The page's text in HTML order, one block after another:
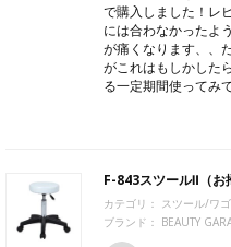
で購入しました！レ
には合わなかったよ
が痛くなります、、
がこれはもしかした
る一定期間使ってみ
F-843スツールⅡ（お
カテゴリ： スツール/ワ
ブランド： BEAUTY